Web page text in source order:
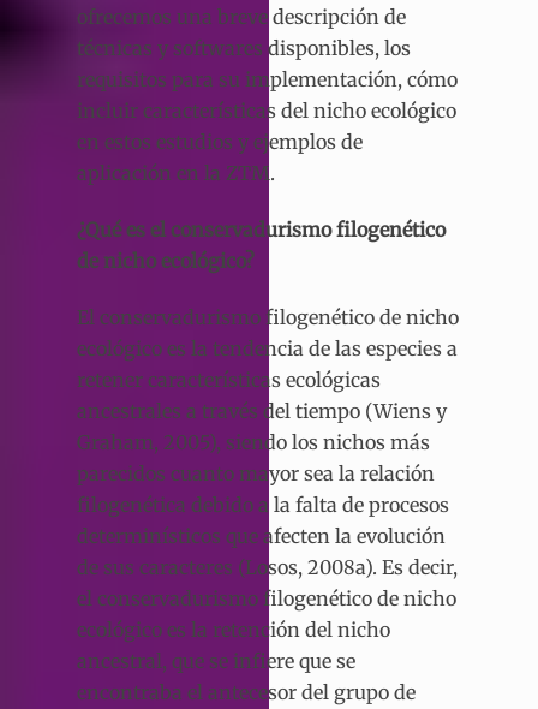
ofrecemos una breve descripción de
técnicas y softwares disponibles, los
requisitos para su implementación, cómo
incluir características del nicho ecológico
en estos estudios y ejemplos de
aplicación en la ZTM.
¿Qué es el conservadurismo filogenético
de nicho ecológico?
El conservadurismo filogenético de nicho
ecológico es la tendencia de las especies a
retener características ecológicas
ancestrales a través del tiempo (Wiens y
Graham, 2005), siendo los nichos más
parecidos cuanto mayor sea la relación
filogenética debido a la falta de procesos
determinísticos que afecten la evolución
de sus caracteres (Losos, 2008a). Es decir,
el conservadurismo filogenético de nicho
ecológico es la retención del nicho
ancestral, que se infiere que se
encontraba el antecesor del grupo de